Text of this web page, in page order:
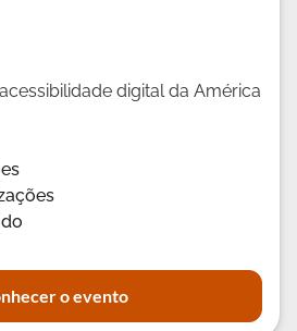
digital da América
o evento